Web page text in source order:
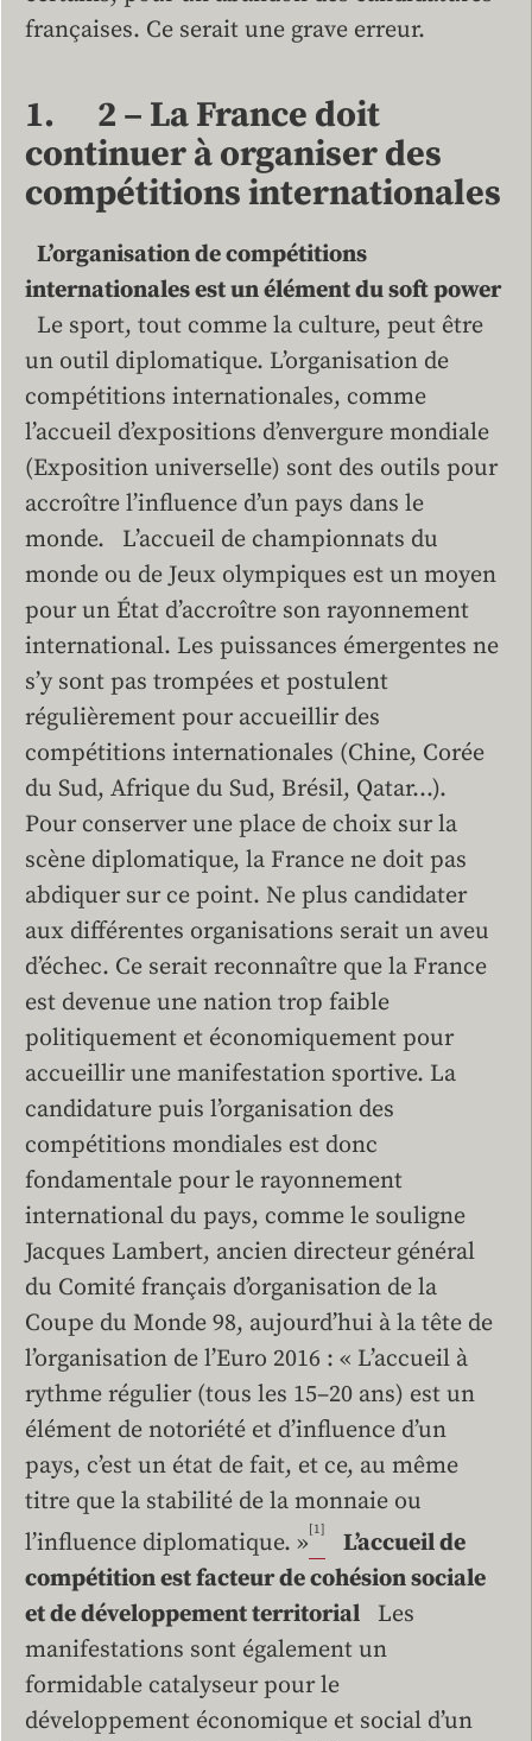
françaises. Ce serait une grave erreur.
1. 2 – La France doit
continuer à organiser des
compétitions internationales
L’organisation de compétitions
internationales est un élément du soft power
Le sport, tout comme la culture, peut être
un outil diplomatique. L’organisation de
compétitions internationales, comme
l’accueil d’expositions d’envergure mondiale
(Exposition universelle) sont des outils pour
accroître l’influence d’un pays dans le
monde. L’accueil de championnats du
monde ou de Jeux olympiques est un moyen
pour un État d’accroître son rayonnement
international. Les puissances émergentes ne
s’y sont pas trompées et postulent
régulièrement pour accueillir des
compétitions internationales (Chine, Corée
du Sud, Afrique du Sud, Brésil, Qatar…).
Pour conserver une place de choix sur la
scène diplomatique, la France ne doit pas
abdiquer sur ce point. Ne plus candidater
aux différentes organisations serait un aveu
d’échec. Ce serait reconnaître que la France
est devenue une nation trop faible
politiquement et économiquement pour
accueillir une manifestation sportive. La
candidature puis l’organisation des
compétitions mondiales est donc
fondamentale pour le rayonnement
international du pays, comme le souligne
Jacques Lambert, ancien directeur général
du Comité français d’organisation de la
Coupe du Monde 98, aujourd’hui à la tête de
l’organisation de l’Euro 2016 : « L’accueil à
rythme régulier (tous les 15–20 ans) est un
élément de notoriété et d’influence d’un
pays, c’est un état de fait, et ce, au même
titre que la stabilité de la monnaie ou
l’influence diplomatique. » [1]
L’accueil de
compétition est facteur de cohésion sociale
et de développement territorial Les
manifestations sont également un
formidable catalyseur pour le
développement économique et social d’un